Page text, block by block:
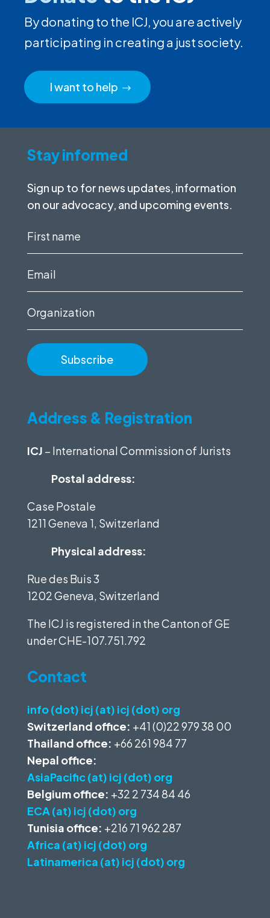
By donating to the ICJ, you are actively
participating in creating a just society.
I want to help
Stay informed
Sign up to for news updates, information
on our advocacy, and upcoming events.
First
Email
Organization
Address & Registration
ICJ – International Commission of Jurists
Postal address:
Case Postale
1211 Geneva 1, Switzerland
Physical address:
Rue des Buis 3
1202 Geneva, Switzerland
The ICJ is registered in the Canton of GE
underCHE-107.751.792
Contact
info (dot) icj (at) icj (dot) org
Switzerland office: +41 (0)22 979 38 00
Thailand office: +66 261 984 77
Nepal office:
AsiaPacific (at) icj (dot) org
Belgium office: +32 2 734 84 46
ECA (at) icj (dot) org
Tunisia office: +216 71 962 287
Africa (at) icj (dot) org
Latinamerica (at) icj (dot) org